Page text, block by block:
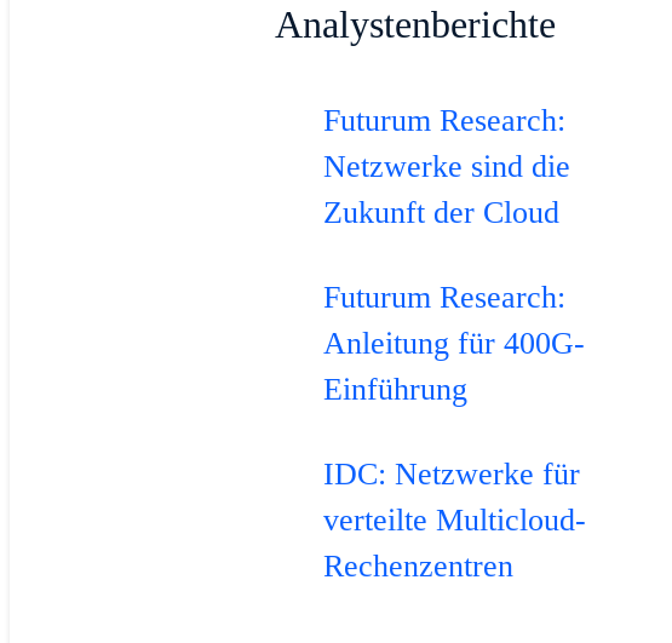
Analystenberichte
Futurum Research:
Netzwerke sind die
Zukunft der Cloud
Futurum Research:
Anleitung für 400G-
Einführung
IDC: Netzwerke für
verteilte Multicloud-
Rechenzentren